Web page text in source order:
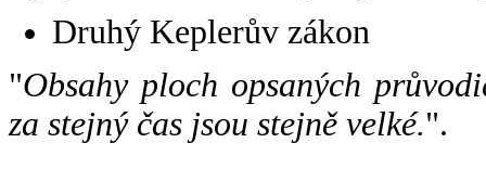
Druhý Keplerův zákon
"Obsahy ploch opsaných
za stejný čas jsou stejně velké.".